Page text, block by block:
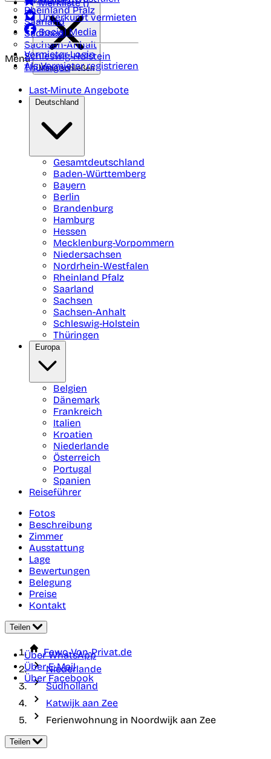
Rheinland Pfalz
Saarland
Sachsen
Sachsen-Anhalt
Schleswig-Holstein
Thüringen
Merkliste ()
Unterkunft vermieten
Social Media
Vermieter-Login
Als Vermieter registrieren
Menü
Menü schließen
Last-Minute Angebote
Deutschland
Gesamtdeutschland
Baden-Württemberg
Bayern
Berlin
Brandenburg
Hamburg
Hessen
Mecklenburg-Vorpommern
Niedersachsen
Nordrhein-Westfalen
Rheinland Pfalz
Saarland
Sachsen
Sachsen-Anhalt
Schleswig-Holstein
Thüringen
Europa
Belgien
Dänemark
Frankreich
Italien
Kroatien
Niederlande
Österreich
Portugal
Spanien
Reiseführer
Fotos
Beschreibung
Zimmer
Ausstattung
Lage
Bewertungen
Belegung
Preise
Kontakt
Teilen
Über WhatsApp
Über E-Mail
Über Facebook
Fewo-Von-Privat.de
Niederlande
Südholland
Katwijk aan Zee
Ferienwohnung in Noordwijk aan Zee
Teilen